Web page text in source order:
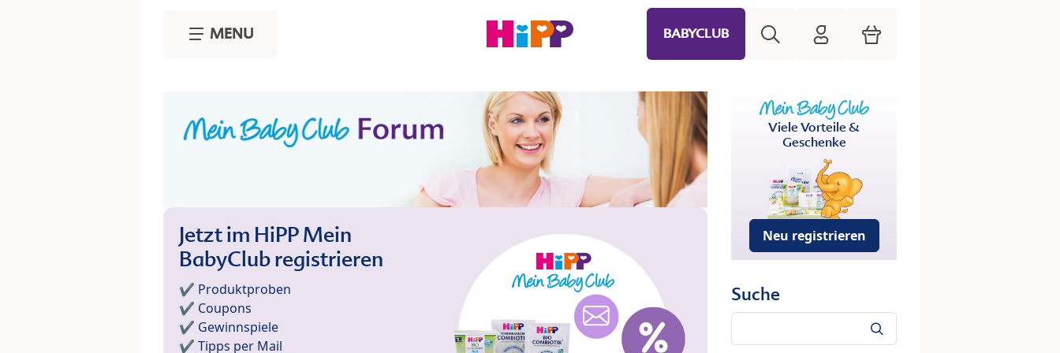
MENU BABYCLUB HiPP Mein Babyclub
Warenkorb
Jetzt im HiPP Mein
BabyClub registrieren
✔️ Produktproben
✔️ Coupons
✔️ Gewinnspiele
✔️ Tipps per Mail
Viele Vorteile &
Geschenke
Neu registrieren
Suche